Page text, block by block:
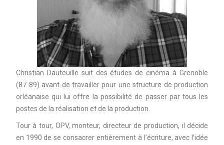
Christian Dauteuille suit des études de cinéma à Grenoble
(87-89) avant de travailler pour une structure de production
orléanaise qui lui offre la possibilité de passer par tous les
postes de la réalisation et de la production.
Tour à tour, OPV, monteur, directeur de production, il décide
en 1990 de se consacrer entièrement à l’écriture, avec l’idée